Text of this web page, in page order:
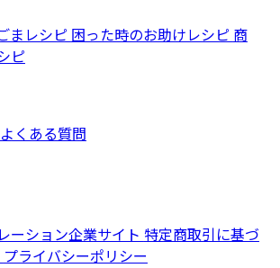
まレシピ 困った時のお助けレシピ 商
ピ
よくある質問
ーション企業サイト 特定商取引に基づ
プライバシーポリシー